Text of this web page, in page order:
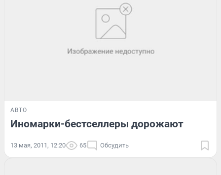
АВТО
Иномарки-бестселлеры дорожают
13 мая, 2011, 12:20 65 Обсудить